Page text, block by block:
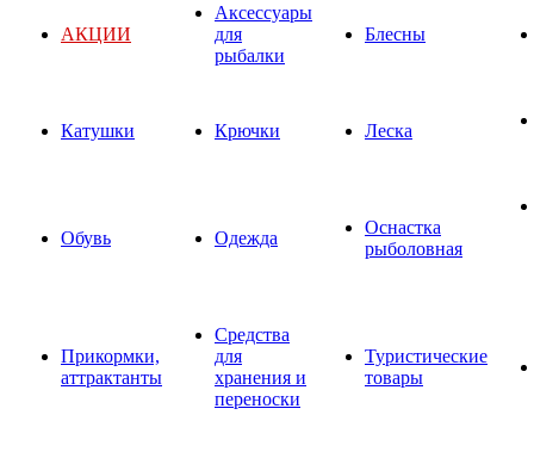
АКЦИИ
Аксессуары
для
рыбалки
Блесны
Катушки Крючки Леска
Обувь Одежда
Оснастка
рыболовная
Прикормки,
аттрактанты
Средства
для
хранения и
переноски
Туристические
товары